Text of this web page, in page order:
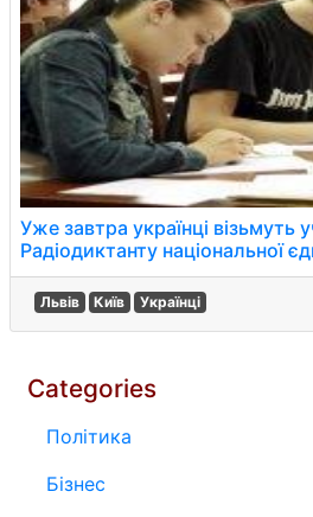
Уже завтра українці візьмуть
Радіодиктанту національної
Львів Київ Українці
Categories
Політика
Бізнес